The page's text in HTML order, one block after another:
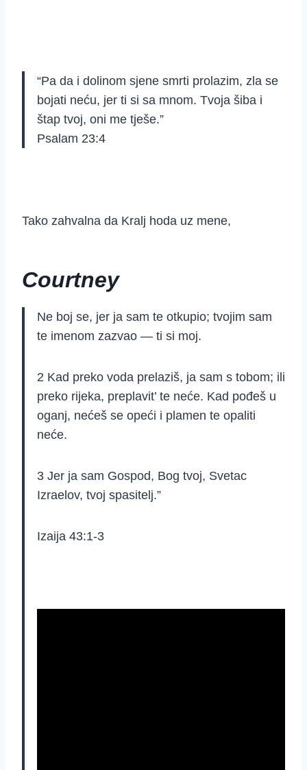
“Pa da i dolinom sjene smrti prolazim, zla se
bojati neću, jer ti si sa mnom. Tvoja šiba i
štap tvoj, oni me tješe.”
Psalam 23:4
Tako zahvalna da Kralj hoda uz mene,
Courtney
Ne boj se, jer ja sam te otkupio; tvojim sam
te imenom zazvao — ti si moj.
2 Kad preko voda prelaziš, ja sam s tobom; ili
preko rijeka, preplavit’ te neće. Kad pođeš u
oganj, nećeš se opeći i plamen te opaliti
neće.
3 Jer ja sam Gospod, Bog tvoj, Svetac
Izraelov, tvoj spasitelj.”
Izaija 43:1-3